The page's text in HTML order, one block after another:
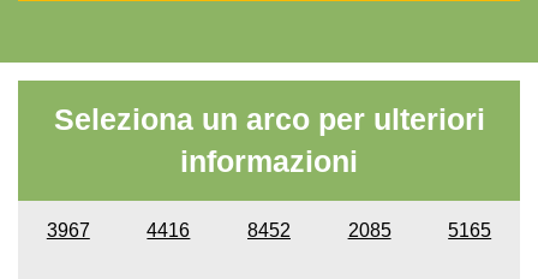
Seleziona un arco per ulteriori
informazioni
3967 4416 8452 2085 5165